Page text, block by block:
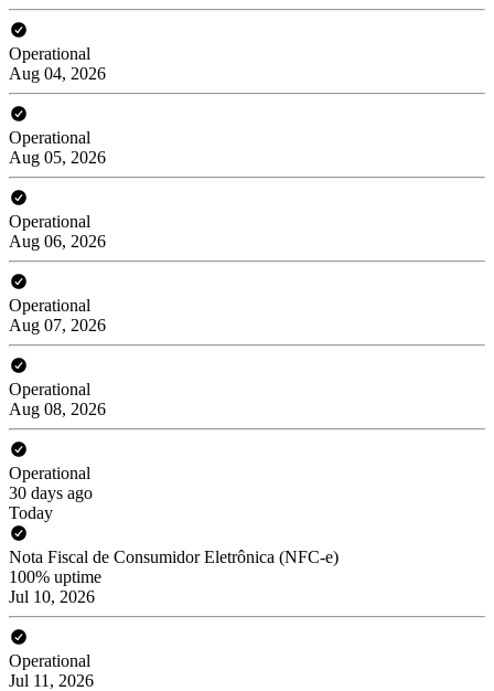
Operational
Aug 04, 2026
Operational
Aug 05, 2026
Operational
Aug 06, 2026
Operational
Aug 07, 2026
Operational
Aug 08, 2026
Operational
30 days ago
Today
Nota Fiscal de Consumidor Eletrônica (NFC-e)
100% uptime
Jul 10, 2026
Operational
Jul 11, 2026